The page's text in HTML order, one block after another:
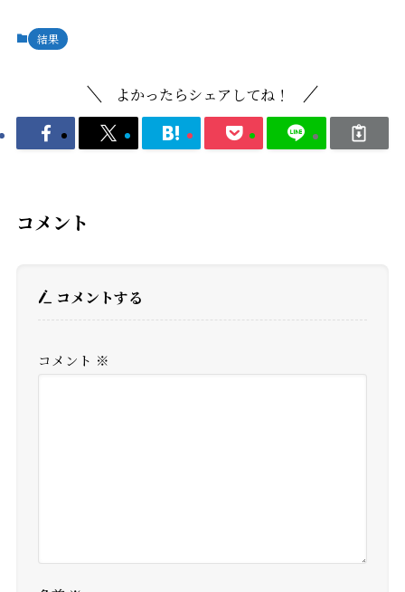
結果
よかったらシェアしてね！
コメント
コメントする
コメント ※